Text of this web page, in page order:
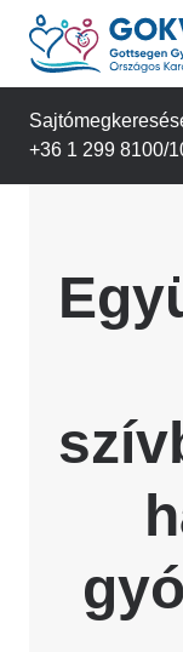
Ugrás
tartalomra
+36 1 299 8100/